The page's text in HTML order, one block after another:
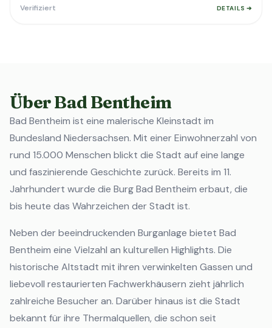
Verifiziert DETAILS ➔
Über Bad Bentheim
Bad Bentheim ist eine malerische Kleinstadt im
Bundesland Niedersachsen. Mit einer Einwohnerzahl von
rund 15.000 Menschen blickt die Stadt auf eine lange
und faszinierende Geschichte zurück. Bereits im 11.
Jahrhundert wurde die Burg Bad Bentheim erbaut, die
bis heute das Wahrzeichen der Stadt ist.
Neben der beeindruckenden Burganlage bietet Bad
Bentheim eine Vielzahl an kulturellen Highlights. Die
historische Altstadt mit ihren verwinkelten Gassen und
liebevoll restaurierten Fachwerkhäusern zieht jährlich
zahlreiche Besucher an. Darüber hinaus ist die Stadt
bekannt für ihre Thermalquellen, die schon seit